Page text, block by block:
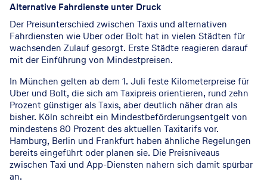
Alternative Fahrdienste unter Druck
Der Preisunterschied zwischen Taxis und alternativen
Fahrdiensten wie Uber oder Bolt hat in vielen Städten für
wachsenden Zulauf gesorgt. Erste Städte reagieren darauf
mit der Einführung von Mindestpreisen.
In München gelten ab dem 1. Juli feste Kilometerpreise für
Uber und Bolt, die sich am Taxipreis orientieren, rund zehn
Prozent günstiger als Taxis, aber deutlich näher dran als
bisher. Köln schreibt ein Mindestbeförderungsentgelt von
mindestens 80 Prozent des aktuellen Taxitarifs vor.
Hamburg, Berlin und Frankfurt haben ähnliche Regelungen
bereits eingeführt oder planen sie. Die Preisniveaus
zwischen Taxi und App-Diensten nähern sich damit spürbar
an.